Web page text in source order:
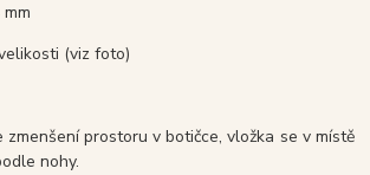
(viz foto)
prostoru v botičce, vložka se v místě
nohy.